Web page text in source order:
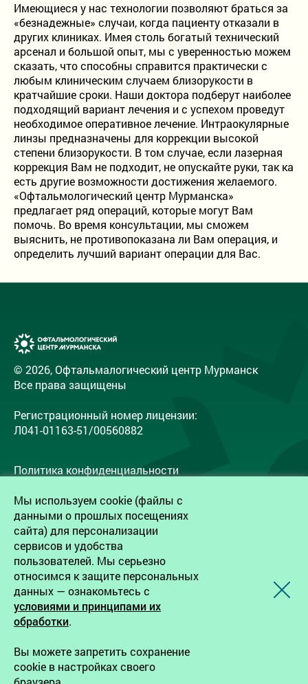
Имеющиеся у нас технологии позволяют браться за
«безнадежные» случаи, когда пациенту отказали в
других клиниках. Имея столь богатый технический
арсенал и большой опыт, мы с уверенностью можем
сказать, что способны справится практически с
любым клиническим случаем близорукости в
кратчайшие сроки. Наши доктора подберут наиболее
подходящий вариант лечения и с успехом проведут
необходимое оперативное лечение. Интраокулярные
линзы предназначены для коррекции высокой
степени близорукости. В том случае, если лазерная
коррекция Вам не подходит, не опускайте руки, так ка
есть другие возможности достижения желаемого.
«Офтальмологический центр Мурманска»
предлагает ряд операций, которые могут Вам
помочь. Во время консультации, мы сможем
выяснить, не противопоказана ли Вам операция, и
определить лучший вариант операции для Вас.
© 2026, Офтальмалогический центр Мурманск
Все права защищены
Регистрационный номер лицензии:
Л041-01163-51/00560882
Политика конфиденциальности
Согласие работников на обработку
персональных данных
Записаться на прием
Создание сайта — Webportnoy
любое иное использование информации и объектов
без предварительного согласия правообладателя
Мы используем cookie (файлы с
данными о прошлых посещениях
сайта) для персонализации
сервисов и удобства
пользователей. Мы серьезно
относимся к защите персональных
данных — ознакомьтесь с
условиями и принципами их
обработки.
Вы можете запретить сохранение
cookie в настройках своего